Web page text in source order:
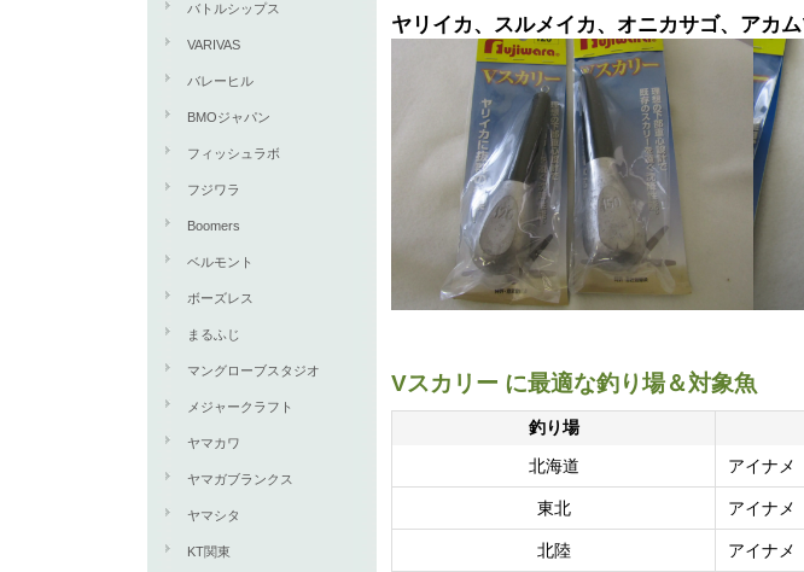
バトルシップス
VARIVAS
バレーヒル
BMOジャパン
フィッシュラボ
フジワラ
Boomers
ベルモント
ボーズレス
まるふじ
マングローブスタジオ
メジャークラフト
ヤマカワ
ヤマガブランクス
ヤマシタ
KT関東
ヤリイカ、スルメイカ、オニカサゴ、アカ
Vスカリー に最適な釣り場＆対象魚
釣り場
北海道
アイナメ
東北 アイナメ
北陸 アイナメ